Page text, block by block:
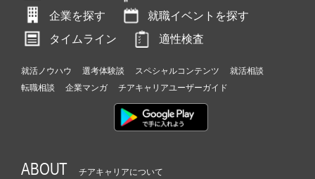
企業を探す
就職イベントを探す
タイムライン
適性検査
就活ノウハウ 選考体験談 スペシャルコンテンツ
就活相談
転職相談
企業マンガ チアキャリアユーザーガイド
ABOUT チアキャリアについて